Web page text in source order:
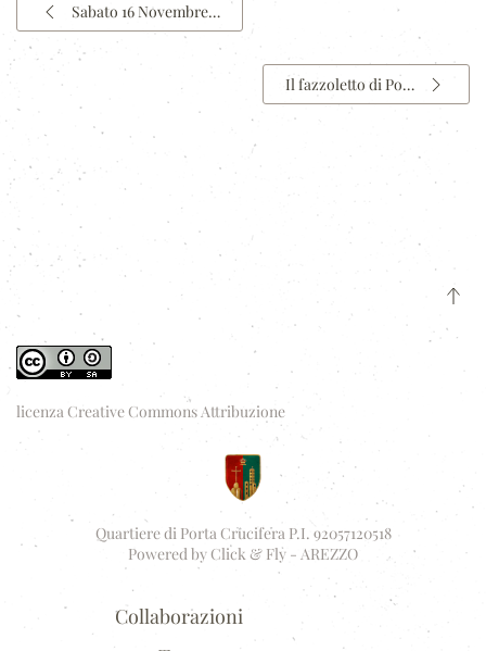
Sabato 16 Novembre…
Il fazzoletto di Po…
licenza Creative Commons Attribuzione
Quartiere di Porta Crucifera P.I. 92057120518
Powered byClick & Fly - AREZZO
Collaborazioni